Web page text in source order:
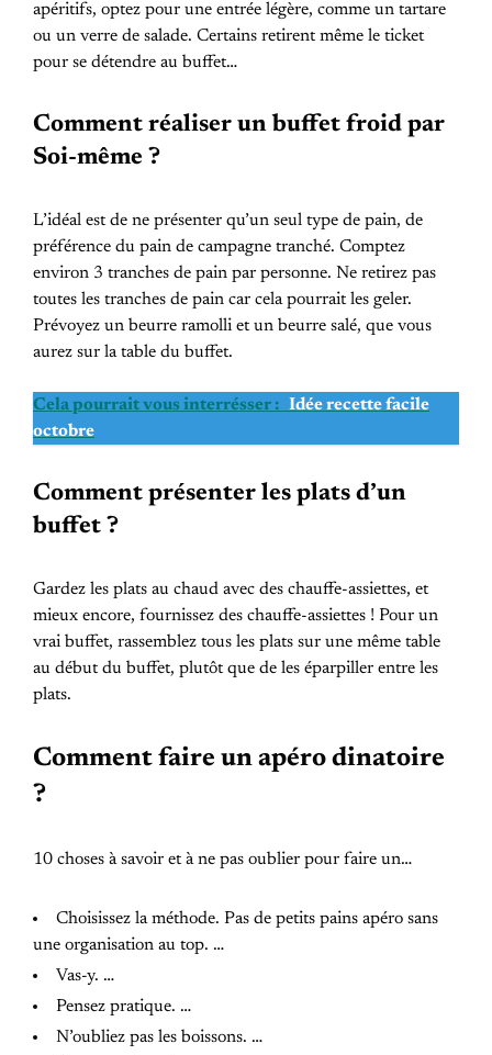
apéritifs, optez pour une entrée légère, comme un tartare
ou un verre de salade. Certains retirent même le ticket
pour se détendre au buffet…
Comment réaliser un buffet froid par
Soi-même ?
L’idéal est de ne présenter qu’un seul type de pain, de
préférence du pain de campagne tranché. Comptez
environ 3 tranches de pain par personne. Ne retirez pas
toutes les tranches de pain car cela pourrait les geler.
Prévoyez un beurre ramolli et un beurre salé, que vous
aurez sur la table du buffet.
Cela pourrait vous interrésser : Idée recette facile
octobre
Comment présenter les plats d’un
buffet ?
Gardez les plats au chaud avec des chauffe-assiettes, et
mieux encore, fournissez des chauffe-assiettes ! Pour un
vrai buffet, rassemblez tous les plats sur une même table
au début du buffet, plutôt que de les éparpiller entre les
plats.
Comment faire un apéro dinatoire
?
10 choses à savoir et à ne pas oublier pour faire un…
Choisissez la méthode. Pas de petits pains apéro sans
une organisation au top. …
Vas-y. …
Pensez pratique. …
N’oubliez pas les boissons. …